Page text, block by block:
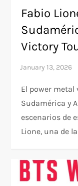
Fabio
Victory
El power metal
Sudamérica y
escenarios de
Lione, una de